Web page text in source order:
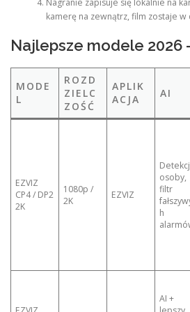
kamerę na zewnątrz, film zostaje w
Najlepsze modele 2026
MODE
L
ROZD
ZIELC
ZOŚĆ
APLIK
ACJA
AI
EZVIZ
CP4 / DP2
2K
1080p /
2K
EZVIZ
osoby,
filtr
h
AI +